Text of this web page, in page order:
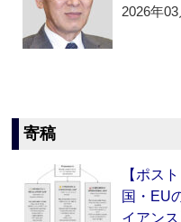
2026年
寄稿
【ポス
国・EU
イアン